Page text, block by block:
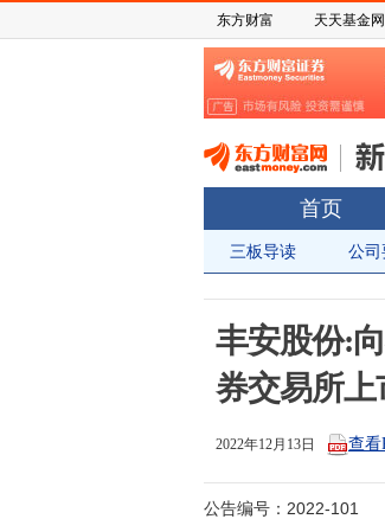
东方财富 天天基金网
首页
三板导读 公司
丰安股份:
券交易所
2022年12月13日 查看
公告编号：2022-101